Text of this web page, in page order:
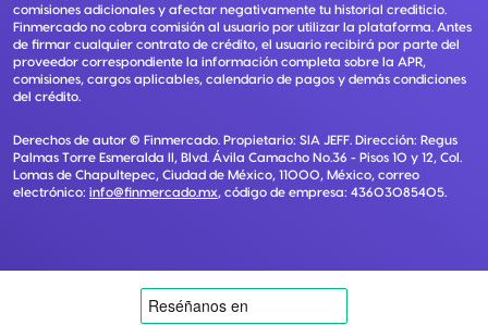
comisiones adicionales y afectar negativamente tu historial crediticio.
Finmercado no cobra comisión al usuario por utilizar la plataforma. Antes
de firmar cualquier contrato de crédito, el usuario recibirá por parte del
proveedor correspondiente la información completa sobre la APR,
comisiones, cargos aplicables, calendario de pagos y demás condiciones
del crédito.
Derechos de autor © Finmercado. Propietario: SIA JEFF. Dirección: Regus
Palmas Torre Esmeralda II, Blvd. Ávila Camacho No.36 - Pisos 10 y 12, Col.
Lomas de Chapultepec, Ciudad de México, 11000, México, correo
electrónico: info@finmercado.mx, código de empresa: 43603085405.